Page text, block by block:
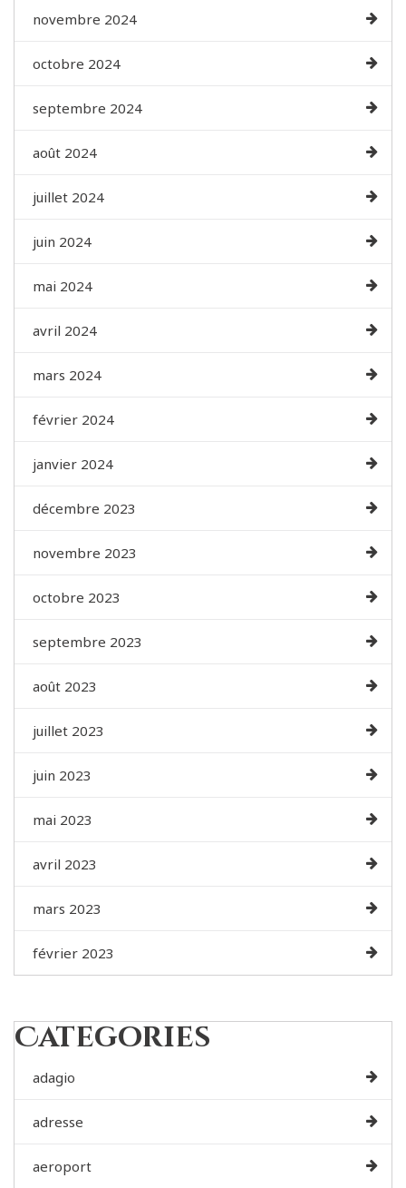
novembre 2024
octobre 2024
septembre 2024
août 2024
juillet 2024
juin 2024
mai 2024
avril 2024
mars 2024
février 2024
janvier 2024
décembre 2023
novembre 2023
octobre 2023
septembre 2023
août 2023
juillet 2023
juin 2023
mai 2023
avril 2023
mars 2023
février 2023
Categories
adagio
adresse
aeroport